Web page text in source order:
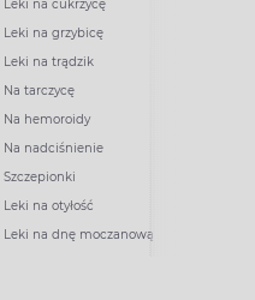
Leki na cukrzycę
Leki na grzybicę
Leki na trądzik
Na tarczycę
Na hemoroidy
Na nadciśnienie
Szczepionki
Leki na otyłość
Leki na dnę moczanową